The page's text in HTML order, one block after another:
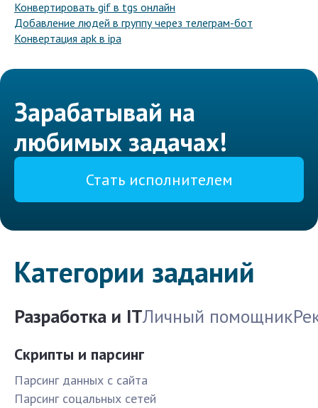
Конвертировать gif в tgs онлайн
Добавление людей в группу через телеграм-бот
Конвертация apk в ipa
Зарабатывай на
любимых задачах!
Стать исполнителем
Категории заданий
Разработка и ITЛичный помощник
Скрипты и парсинг
Парсинг данных с сайта
Парсинг соцальных сетей